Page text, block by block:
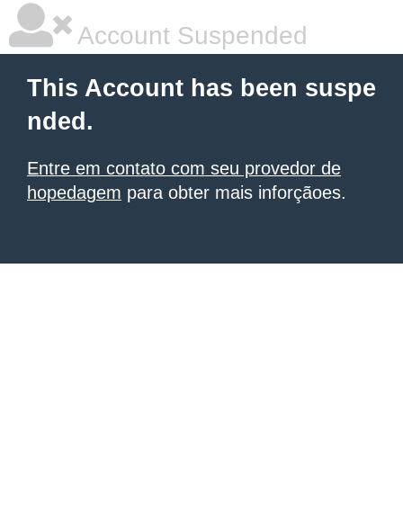
Account Suspended
This Account has been suspe
nded.
Entre em contato com seu provedor de
hopedagem para obter mais inforçãoes.